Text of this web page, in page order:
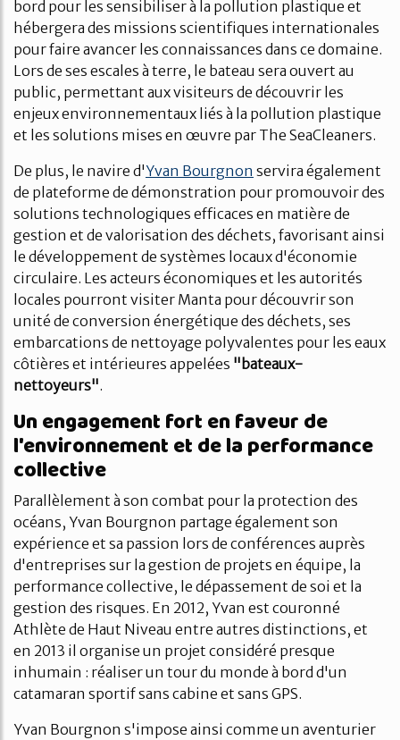
bord pour les sensibiliser à la pollution plastique et
hébergera des missions scientifiques internationales
pour faire avancer les connaissances dans ce domaine.
Lors de ses escales à terre, le bateau sera ouvert au
public, permettant aux visiteurs de découvrir les
enjeux environnementaux liés à la pollution plastique
et les solutions mises en œuvre par The SeaCleaners.
De plus, le navire d'Yvan Bourgnon servira également
de plateforme de démonstration pour promouvoir des
solutions technologiques efficaces en matière de
gestion et de valorisation des déchets, favorisant ainsi
le développement de systèmes locaux d'économie
circulaire. Les acteurs économiques et les autorités
locales pourront visiter Manta pour découvrir son
unité de conversion énergétique des déchets, ses
embarcations de nettoyage polyvalentes pour les eaux
côtières et intérieures appelées "bateaux-
nettoyeurs".
Un engagement fort en faveur de
l'environnement et de la performance
collective
Parallèlement à son combat pour la protection des
océans, Yvan Bourgnon partage également son
expérience et sa passion lors de conférences auprès
d'entreprises sur la gestion de projets en équipe, la
performance collective, le dépassement de soi et la
gestion des risques. En 2012, Yvan est couronné
Athlète de Haut Niveau entre autres distinctions, et
en 2013 il organise un projet considéré presque
inhumain : réaliser un tour du monde à bord d'un
catamaran sportif sans cabine et sans GPS.
Yvan Bourgnon s'impose ainsi comme un aventurier